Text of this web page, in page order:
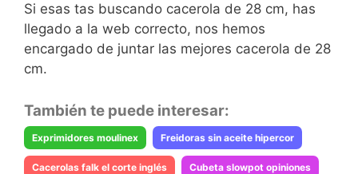
Si esas tas buscando cacerola de 28 cm, has
llegado a la web correcto, nos hemos
encargado de juntar las mejores cacerola de 28
cm.
También te puede interesar:
Exprimidores moulinex Freidoras sin aceite hipercor
Cacerolas falk el corte inglés Cubeta slowpot opiniones